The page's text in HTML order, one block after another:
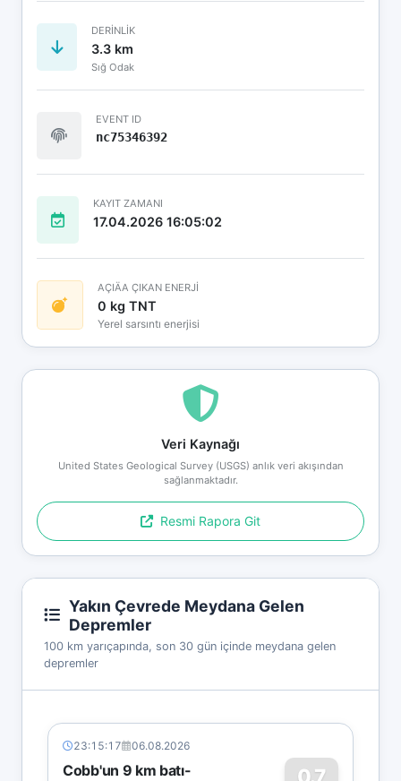
DERINLIK
3.3 km
Sığ Odak
EVENT ID
nc75346392
KAYIT ZAMANI
17.04.2026 16:05:02
AÇIÄA ÇIKAN ENERJİ
0 kg TNT
Yerel sarsıntı enerjisi
Veri Kaynağı
United States Geological Survey (USGS) anlık veri akışından
sağlanmaktadır.
Resmi Rapora Git
Yakın Çevrede Meydana Gelen
Depremler
100 km yarıçapında, son 30 gün içinde meydana gelen
depremler
23:15:17 06.08.2026
Cobb'un 9 km batı-
0.7